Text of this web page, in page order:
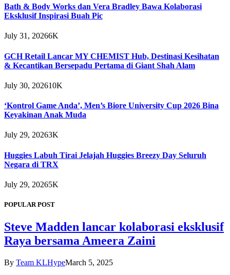
Bath & Body Works dan Vera Bradley Bawa Kolaborasi
Eksklusif Inspirasi Buah Pic
July 31, 20266K
GCH Retail Lancar MY CHEMIST Hub, Destinasi Kesihatan
& Kecantikan Bersepadu Pertama di Giant Shah Alam
July 30, 202610K
‘Kontrol Game Anda’, Men’s Biore University Cup 2026 Bina
Keyakinan Anak Muda
July 29, 20263K
Huggies Labuh Tirai Jelajah Huggies Breezy Day Seluruh
Negara di TRX
July 29, 20265K
POPULAR POST
Steve Madden lancar kolaborasi eksklusif
Raya bersama Ameera Zaini
By Team KLHypeMarch 5, 2025